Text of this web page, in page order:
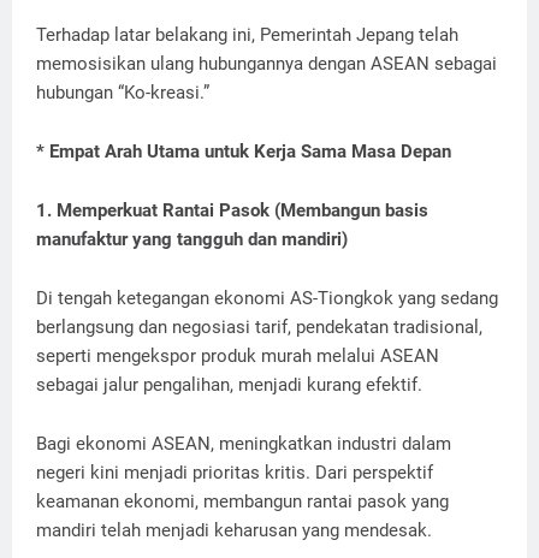
Terhadap latar belakang ini, Pemerintah Jepang telah
memosisikan ulang hubungannya dengan ASEAN sebagai
hubungan “Ko-kreasi.”
* Empat Arah Utama untuk Kerja Sama Masa Depan
1. Memperkuat Rantai Pasok (Membangun basis
manufaktur yang tangguh dan mandiri)
Di tengah ketegangan ekonomi AS-Tiongkok yang sedang
berlangsung dan negosiasi tarif, pendekatan tradisional,
seperti mengekspor produk murah melalui ASEAN
sebagai jalur pengalihan, menjadi kurang efektif.
Bagi ekonomi ASEAN, meningkatkan industri dalam
negeri kini menjadi prioritas kritis. Dari perspektif
keamanan ekonomi, membangun rantai pasok yang
mandiri telah menjadi keharusan yang mendesak.